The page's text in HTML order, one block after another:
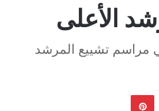
الأعلى
مراسم تشييع المرشد
بينتيريست